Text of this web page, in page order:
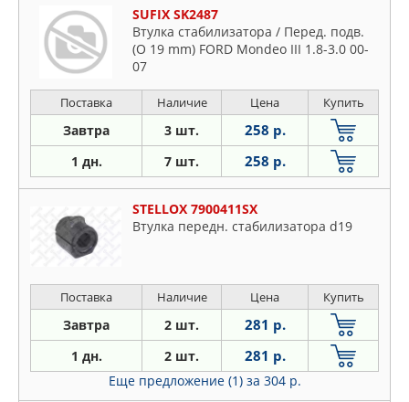
SUFIX SK2487
Втулка стабилизатора / Перед. подв.
(O 19 mm) FORD Mondeo III 1.8-3.0 00-
07
Поставка Наличие Цена Купить
Завтра 3 шт. 258 р.
1 дн. 7 шт. 258 р.
STELLOX 7900411SX
Втулка передн. стабилизатора d19
Поставка Наличие Цена Купить
Завтра 2 шт. 281 р.
1 дн. 2 шт. 281 р.
Еще предложение (1) за 304 р.